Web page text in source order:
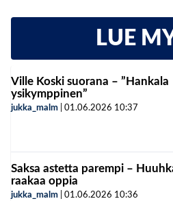
LUE
Ville Koski suorana – ”Hankala
ysikymppinen”
jukka_malm 01.06.2026 10:37
Saksa astetta parempi –
raakaa oppia
jukka_malm 01.06.2026 10:36